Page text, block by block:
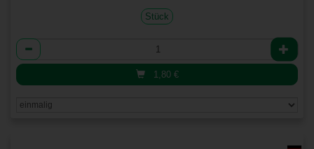
Stück
Anzahl
1,80 €